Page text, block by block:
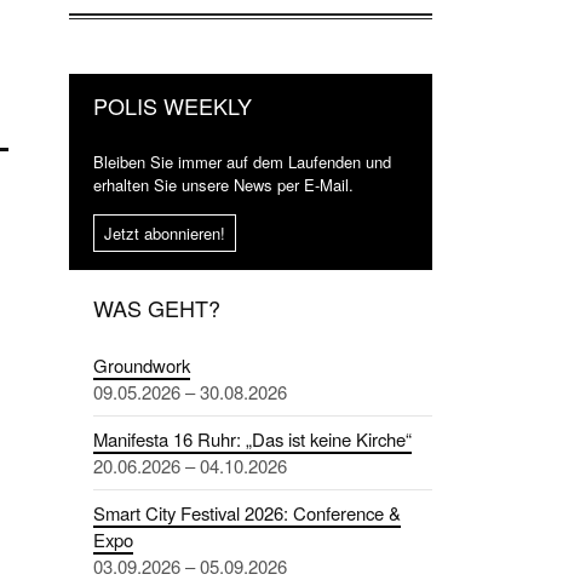
POLIS WEEKLY
Bleiben Sie immer auf dem Laufenden und
erhalten Sie unsere News per E-Mail.
Jetzt abonnieren!
WAS GEHT?
Groundwork
09.05.2026 – 30.08.2026
Manifesta 16 Ruhr: „Das ist keine Kirche“
20.06.2026 – 04.10.2026
Smart City Festival 2026: Conference &
Expo
03.09.2026 – 05.09.2026